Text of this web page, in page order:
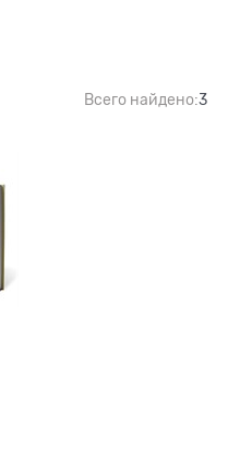
Всего найдено:3